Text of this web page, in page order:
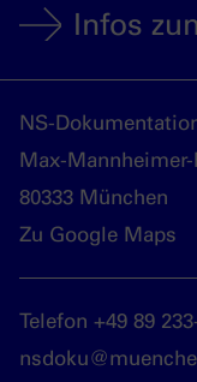
Infos
NS-
Max-Mannheimer-
80333 München
Zu Google Maps
Telefon +49 89